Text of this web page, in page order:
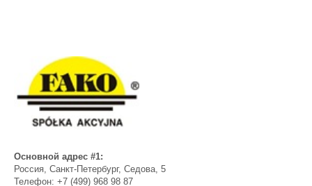
Основной адрес #1:
Россия, Санкт-Петербург, Седова, 5
Телефон: +7 (499) 968 98 87